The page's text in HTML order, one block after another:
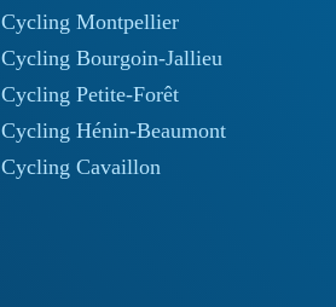
Cycling Montpellier
Cycling Bourgoin-Jallieu
Cycling Petite-Forêt
Cycling Hénin-Beaumont
Cycling Cavaillon